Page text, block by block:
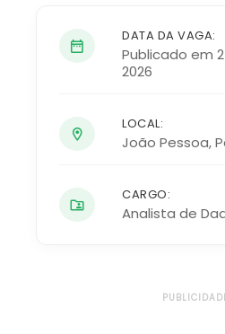
DATA DA VAGA:
Publicado em
2026
LOCAL:
João Pessoa,
CARGO:
Analista de